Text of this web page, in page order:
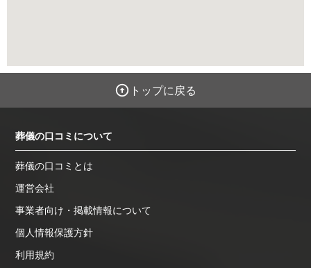
トップに戻る
葬儀の口コミについて
葬儀の口コミとは
運営会社
事業者向け・掲載情報について
個人情報保護方針
利用規約